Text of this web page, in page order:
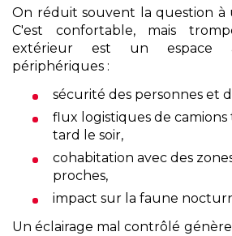
On réduit souvent la question à
C'est confortable, mais
extérieur est un espace
périphériques :
sécurité des personnes et
flux logistiques de
tard le soir,
cohabitation avec des
proches,
impact sur la faune
Un éclairage mal contrôlé génère